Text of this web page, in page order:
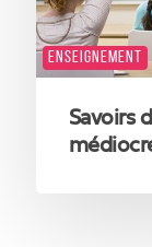
en
lecture
ENSEIGNEMENT
Savoirs